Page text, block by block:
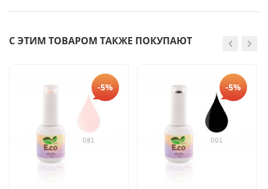
С ЭТИМ ТОВАРОМ ТАКЖЕ ПОКУПАЮТ
-5% -5%